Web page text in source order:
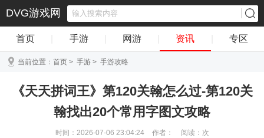
DVG游戏网
首页 手游 网游 资讯 专区
当前位置： 首页 > 手游 > 手游攻略
《天天拼词王》第120关翰怎么过-第120关
翰找出20个常用字图文攻略
时间：2026-07-06 23:04:24 作者： 阅读： 次